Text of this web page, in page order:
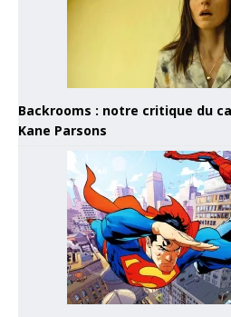
Backrooms : notre critique du
Kane Parsons